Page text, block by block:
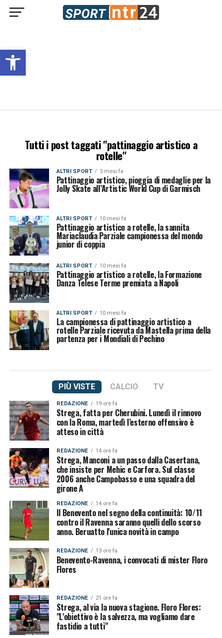
Open toolbar
Tutti i post taggati "pattinaggio artistico a
rotelle"
ALTRI SPORT 3 mesi fa
Pattinaggio artistico, pioggia di medaglie per la
Jolly Skate all’Artistic World Cup di Garmisch
ALTRI SPORT 10 mesi fa
Pattinaggio artistico a rotelle, la sannita
Mariaclaudia Parziale campionessa del mondo
junior di coppia
ALTRI SPORT 10 mesi fa
Pattinaggio artistico a rotelle, la Formazione
Danza Telese Terme premiata a Napoli
ALTRI SPORT 10 mesi fa
La campionessa di pattinaggio artistico a
rotelle Parziale ricevuta da Mastella prima della
partenza per i Mondiali di Pechino
PIÙ VISTE CALCIO TV
REDAZIONE 19 ore fa
Strega, fatta per Cherubini. Lunedì il rinnovo
con la Roma, martedì l’esterno offensivo è
atteso in città
REDAZIONE 14 ore fa
Strega, Manconi a un passo dalla Casertana,
che insiste per Mehic e Carfora. Sul classe
2006 anche Campobasso e una squadra del
girone A
REDAZIONE 14 ore fa
Il Benevento nel segno della continuità: 10/11
contro il Ravenna saranno quelli dello scorso
anno. Beruatto l'unica novità in campo
REDAZIONE 13 ore fa
Benevento-Ravenna, i convocati di mister Floro
Flores
REDAZIONE 21 ore fa
Strega, al via la nuova stagione. Floro Flores:
"L'obiettivo è la salvezza, ma vogliamo dare
fastidio a tutti"